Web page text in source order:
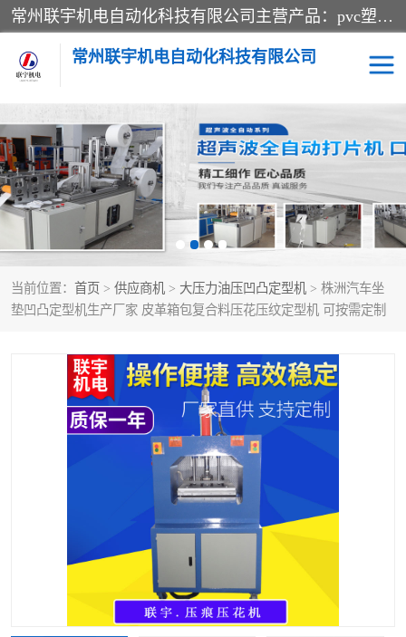
常州联宇机电自动化科技有限公司主营产品：pvc塑料焊机、高频热合机、软膜天花压边机、服装布料凹凸压花机、布料3d压印设备、服装植胶设备、超声波布料花边机、无纺布热合机、全自动压花机。
常州联宇机电自动化科技有限公司
当前位置： 首页 > 供应商机 > 大压力油压凹凸定型机 > 株洲汽车坐
垫凹凸定型机生产厂家 皮革箱包复合料压花压纹定型机 可按需定制
压花定型机以及压花模具 超声波热合机
高频热合机 超声波花边机
超声波复合压花机 凹凸压花机压标机
3040凹凸压花机 双头服装凹凸压花机
高频压花压标机 自动超声波打片成型机
泡壳包装封口机 海绵产品成型机